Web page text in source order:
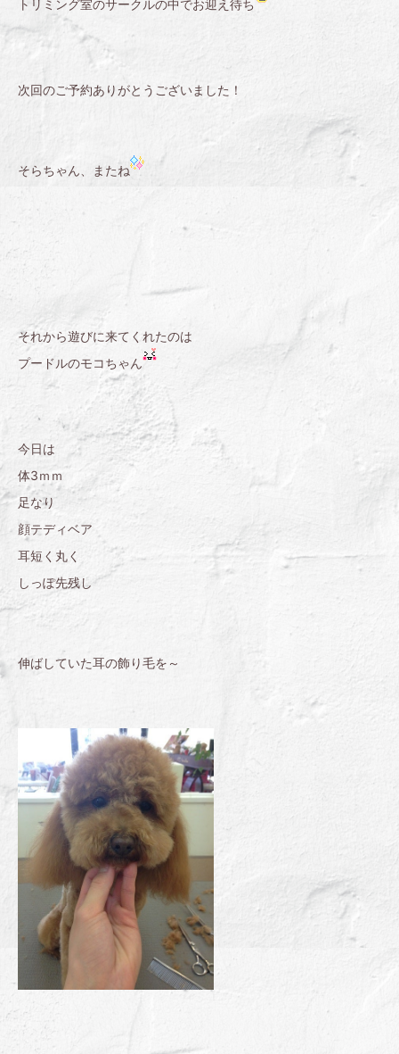
トリミング室のサークルの中でお迎え待ち
次回のご予約ありがとうございました！
そらちゃん、またね
それから遊びに来てくれたのは
プードルのモコちゃん
今日は
体3ｍｍ
足なり
顔テディベア
耳短く丸く
しっぽ先残し
伸ばしていた耳の飾り毛を～